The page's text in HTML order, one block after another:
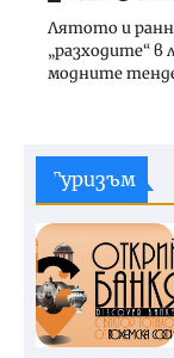
Лятото и
„разходите“ в
модните
Туризъм